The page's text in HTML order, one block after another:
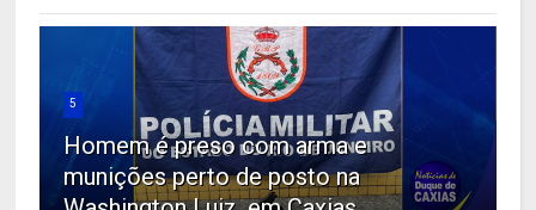
5
Homem é preso com arma e
munições perto de posto na